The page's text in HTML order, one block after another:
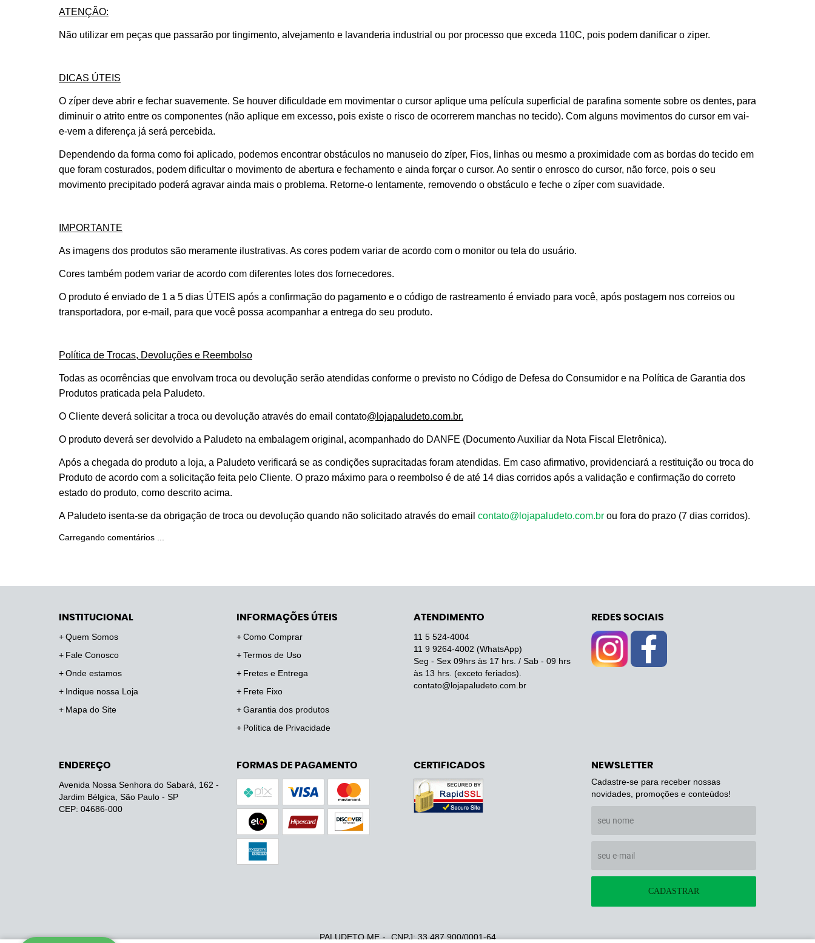
ATENÇÃO:
Não utilizar em peças que passarão por tingimento, alvejamento e lavanderia industrial ou por processo que exceda 110C, pois podem danificar o ziper.
DICAS ÚTEIS
O zíper deve abrir e fechar suavemente. Se houver dificuldade em movimentar o cursor aplique uma película superficial de parafina somente sobre os dentes, para
diminuir o atrito entre os componentes (não aplique em excesso, pois existe o risco de ocorrerem manchas no tecido). Com alguns movimentos do cursor em vai-
e-vem a diferença já será percebida.
Dependendo da forma como foi aplicado, podemos encontrar obstáculos no manuseio do zíper, Fios, linhas ou mesmo a proximidade com as bordas do tecido em
que foram costurados, podem dificultar o movimento de abertura e fechamento e ainda forçar o cursor. Ao sentir o enrosco do cursor, não force, pois o seu
movimento precipitado poderá agravar ainda mais o problema. Retorne-o lentamente, removendo o obstáculo e feche o zíper com suavidade.
IMPORTANTE
As imagens dos produtos são meramente ilustrativas. As cores podem variar de acordo com o monitor ou tela do usuário.
Cores também podem variar de acordo com diferentes lotes dos fornecedores.
O produto é enviado de 1 a 5 dias ÚTEIS após a confirmação do pagamento e o código de rastreamento é enviado para você, após postagem nos correios ou
transportadora, por e-mail, para que você possa acompanhar a entrega do seu produto.
Política de Trocas, Devoluções e Reembolso
Todas as ocorrências que envolvam troca ou devolução serão atendidas conforme o previsto no Código de Defesa do Consumidor e na Política de Garantia dos
Produtos praticada pela Paludeto.
O Cliente deverá solicitar a troca ou devolução através do email contato@lojapaludeto.com.br.
O produto deverá ser devolvido a Paludeto na embalagem original, acompanhado do DANFE (Documento Auxiliar da Nota Fiscal Eletrônica).
Após a chegada do produto a loja, a Paludeto verificará se as condições supracitadas foram atendidas. Em caso afirmativo, providenciará a restituição ou troca do
Produto de acordo com a solicitação feita pelo Cliente. O prazo máximo para o reembolso é de até 14 dias corridos após a validação e confirmação do correto
estado do produto, como descrito acima.
A Paludeto isenta-se da obrigação de troca ou devolução quando não solicitado através do email contato@lojapaludeto.com.br ou fora do prazo (7 dias corridos).
Carregando comentários ...
INSTITUCIONAL
Quem Somos
Fale Conosco
Onde estamos
Indique nossa Loja
Mapa do Site
INFORMAÇÕES ÚTEIS
Como Comprar
Termos de Uso
Fretes e Entrega
Frete Fixo
Garantia dos produtos
Política de Privacidade
ATENDIMENTO
11 5 524-4004
11 9 9264-4002 (WhatsApp)
Seg - Sex 09hrs às 17 hrs. / Sab - 09 hrs
às 13 hrs. (exceto feriados).
contato@lojapaludeto.com.br
REDES SOCIAIS
ENDEREÇO
Avenida Nossa Senhora do Sabará, 162 -
Jardim Bélgica, São Paulo - SP
CEP: 04686-000
FORMAS DE PAGAMENTO CERTIFICADOS
NEWSLETTER
Cadastre-se para receber nossas
novidades, promoções e conteúdos!
CADASTRAR
PALUDETO ME CNPJ: 33.487.900/0001-64